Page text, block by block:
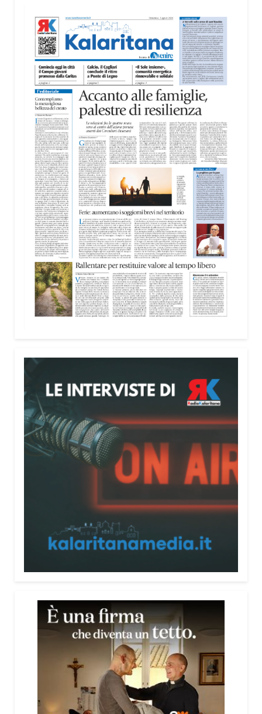
con disabilità nelle attività dell’OAMI al supporto nei
centri di accoglienza per migranti, dove
contribuiscono anche alla cura degli spazi comuni.
«Prendersi cura degli ambienti significa favorire
accoglienza e dignità», racconta Alessandro
Adimari.
Tra i partecipanti anche i seminaristi, impegnati
accanto agli anziani della casa di riposo Cristo Re.
«Un’esperienza di crescita umana e spirituale che
rafforza la vocazione al servizio», sottolinea
Cristiano Pani.
Il programma dedica spazio anche ai temi della
pace e della cooperazione nel Mediterraneo. Oggi
pomeriggio, alla Mediateca del Mediterraneo
(MEM), l’incontro con l’arcivescovo monsignor
Giuseppe Baturi ha approfondito il ruolo dei giovani
nella costruzione di ponti tra culture e popoli, con
un confronto inserito nel percorso “Cagliari Città
della Pace e del Mediterraneo”, progetto che
promuove il dialogo e la collaborazione tra le
libanese del Consiglio dei Giovani del
Mediterraneo della CEI: «Il campo è molto più di
un’esperienza di volontariato: è un’opportunità per
costruire relazioni attraverso il servizio, linguaggio
universale capace di unire persone diverse».
Condividi:
X WhatsApp
E-mail Stampa